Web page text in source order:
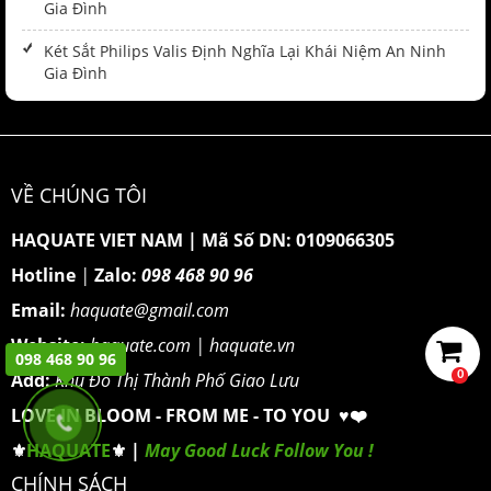
Gia Đình
Két Sắt Philips Valis Định Nghĩa Lại Khái Niệm An Ninh
Gia Đình
0
VỀ CHÚNG TÔI
HAQUATE VIET NAM | Mã Số DN: 0109066305
Hotline | Zalo: 098 468 90 96
Email: haquate@gmail.com
Website:haquate.com | haquate.vn
Add:Khu Đô Thị Thành Phố Giao Lưu
LOVE IN BLOOM - FROM ME - TO YOU ♥️❤️
⚜️HAQUATE⚜️ | May Good Luck Follow You !
CHÍNH SÁCH
098 468 90 96